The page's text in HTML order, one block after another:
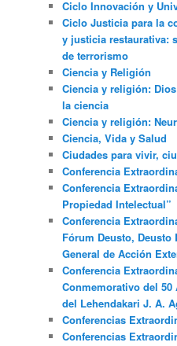
Ciclo Innovación y
Ciclo Justicia para la
y justicia restaurativa:
de terrorismo
Ciencia y Religión
Ciencia y religión:
la ciencia
Ciencia y religión:
Ciencia, Vida y Salud
Ciudades para vivir,
Conferencia
Conferencia
Propiedad Intelectual”
Conferencia
Fórum Deusto,
General de Acción
Conferencia
Conmemorativo del
del Lehendakari J. A.
Conferencias
Conferencias